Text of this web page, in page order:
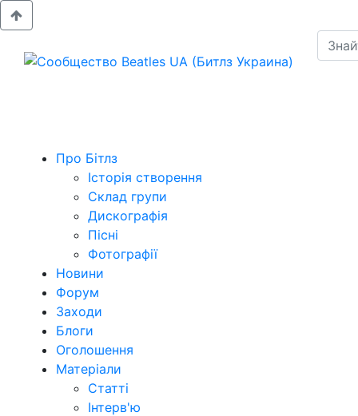
Про Бітлз
Історія створення
Склад групи
Дискографія
Пісні
Фотографії
Новини
Форум
Заходи
Блоги
Оголошення
Матеріали
Статті
Інтерв'ю